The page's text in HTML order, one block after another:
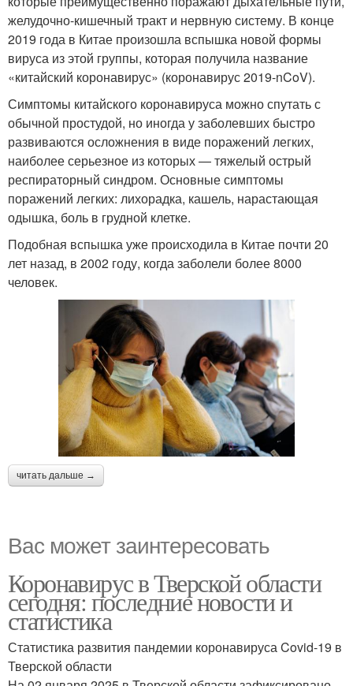
желудочно-кишечный тракт и нервную систему. В конце
2019 года в Китае произошла вспышка новой формы
вируса из этой группы, которая получила название
«китайский коронавирус» (коронавирус 2019-nCoV).
Симптомы китайского коронавируса можно спутать с
обычной простудой, но иногда у заболевших быстро
развиваются осложнения в виде поражений легких,
наиболее серьезное из которых — тяжелый острый
респираторный синдром. Основные симптомы
поражений легких: лихорадка, кашель, нарастающая
одышка, боль в грудной клетке.
Подобная вспышка уже происходила в Китае почти 20
лет назад, в 2002 году, когда заболели более 8000
человек.
читать дальше →
Вас может заинтересовать
Коронавирус в Тверской области
сегодня: последние новости и
статистика
Статистика развития пандемии коронавируса Covid-19 в
Тверской области